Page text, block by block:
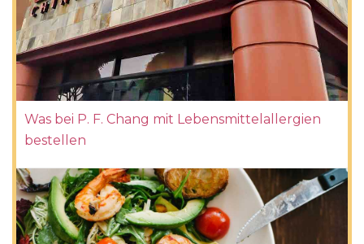
Was bei P. F. Chang mit Lebensmittelallergien
bestellen